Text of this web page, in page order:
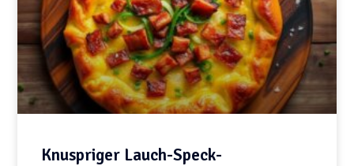
Knuspriger Lauch-Speck-